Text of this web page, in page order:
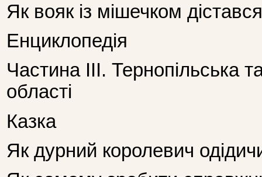
Як вояк із мішечком
Енциклопедія
Частина ІІІ. Тернопільська
області
Казка
Як дурний королевич